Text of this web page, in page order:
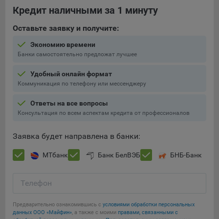
Подобные функции улучшают условия работы
пользователей с сайтом.
контента. Данные файлы cookie собирают информацию о
выборе пользователя на сайте и его предпочтениях и
выбранном пользователем городе и других местных
настройках для того, чтобы соответствующим образом
9.4. Аналитические файлы cookie, например
собирают информацию о том, как пользователь
улучшения.
сайта Общества посещаются чаще всего, помогают
сайта, а также позволяют оценить эффективность
рекламы. Благодаря этому у Общества есть возможность
Кредит наличными за 1 минуту
Оставьте заявку и получите:
Экономию времени
Банки самостоятельно предложат лучшее
Удобный онлайн формат
Коммуникация по телефону или мессенджеру
Ответы на все вопросы
Консультация по всем аспектам кредита от профессионалов
Заявка будет направлена в банки:
МТбанк Банк БелВЭБ БНБ-Банк
Телефон
Предварительно ознакомившись с условиями обработки персональных
данных ООО «Майфин», а также с моими правами, связанными с